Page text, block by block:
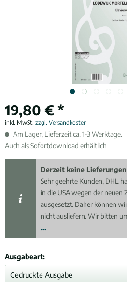
19,80 € *
inkl. MwSt. zzgl. Versandkosten
Am Lager, Lieferzeit ca. 1-3 Werktage.
Auch als Sofortdownload erhältlich
Derzeit keine
Sehr geehrte Kunden, DHL
in die USA wegen der neuen
ausgesetzt. Daher können
nicht ausliefern. Wir bitten
...
Ausgabeart: